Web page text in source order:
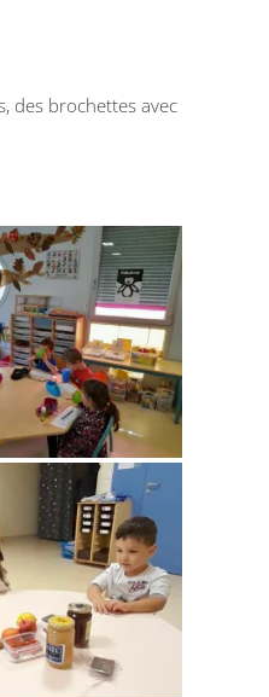
des brochettes avec